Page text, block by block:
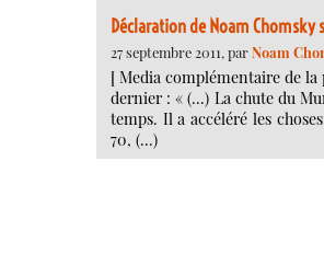
Déclaration de Noam
27 septembre 2011, parNoam
[ Media complémentaire de
dernier : « (...) La chute du
temps. Il a accéléré les
70, (…)